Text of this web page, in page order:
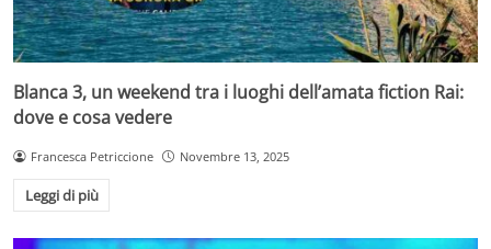
Blanca 3, un weekend tra i luoghi dell’amata fiction Rai:
dove e cosa vedere
Francesca Petriccione Novembre 13, 2025
Leggi di più